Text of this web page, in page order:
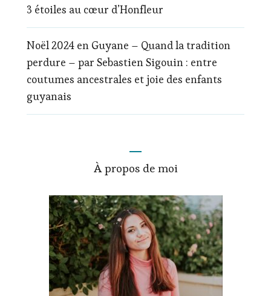
3 étoiles au cœur d’Honfleur
Noël 2024 en Guyane – Quand la tradition
perdure – par Sebastien Sigouin : entre
coutumes ancestrales et joie des enfants
guyanais
À propos de moi